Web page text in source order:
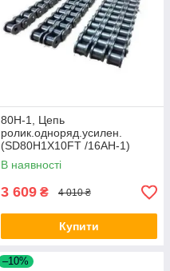
80H-1, Цепь
ролик.одноряд.усилен.
(SD80H1X10FT /16AH-1)
(3.05 м.), Renold SD
В наявності
3 609 ₴ 4 010 ₴
Купити
–10%